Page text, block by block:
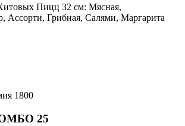
Пицц 32 см: Мясная,
Ассорти, Грибная, Салями, Маргарита
1800
25